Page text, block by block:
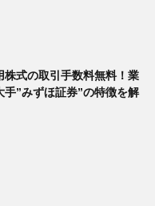
株式の取引手数料無料！業
手”みずほ証券”の特徴を解